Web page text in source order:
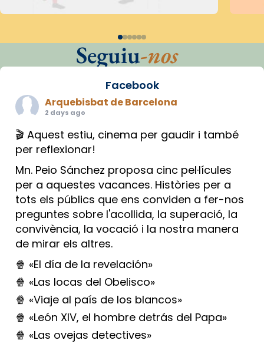
Seguiu-nos
Facebook
Arquebisbat de Barcelona
2 days ago
🎬 Aquest estiu, cinema per gaudir i també
per reflexionar!
Mn. Peio Sánchez proposa cinc pel·lícules
per a aquestes vacances. Històries per a
tots els públics que ens conviden a fer-nos
preguntes sobre l'acollida, la superació, la
convivència, la vocació i la nostra manera
de mirar els altres.
🍿 «El día de la revelación»
🍿 «Las locas del Obelisco»
🍿 «Viaje al país de los blancos»
🍿 «León XIV, el hombre detrás del Papa»
🍿 «Las ovejas detectives»